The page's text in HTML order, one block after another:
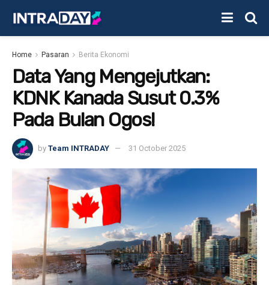
Home Pasaran Berita Ekonomi
Data Yang Mengejutkan:
KDNK Kanada Susut 0.3%
Pada Bulan Ogos!
by Team INTRADAY 31 October 2025